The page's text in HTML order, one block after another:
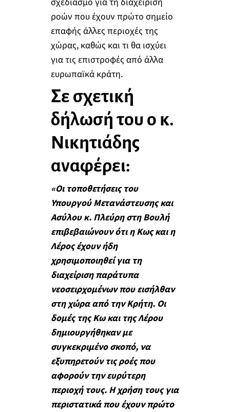
ροών που έχουν πρώτο σημείο
επαφής άλλες περιοχές της
χώρας, καθώς και τι θα ισχύει
για τις επιστροφές από άλλα
ευρωπαϊκά κράτη.
Σε σχετική
δήλωσή του ο κ.
Νικητιάδης
αναφέρει:
«Οι τοποθετήσεις του
Υπουργού Μετανάστευσης και
Ασύλου κ. Πλεύρη στη Βουλή
επιβεβαιώνουν ότι η Κως και η
Λέρος έχουν ήδη
χρησιμοποιηθεί για τη
διαχείριση παράτυπα
νεοσειρχομένων που εισήλθαν
στη χώρα από την Κρήτη. Οι
δομές της Κω και της Λέρου
δημιουργήθηκαν με
συγκεκριμένο σκοπό, να
εξυπηρετούν τις ροές που
αφορούν την ευρύτερη
περιοχή τους. Η χρήση τους για
περιστατικά που έχουν πρώτο